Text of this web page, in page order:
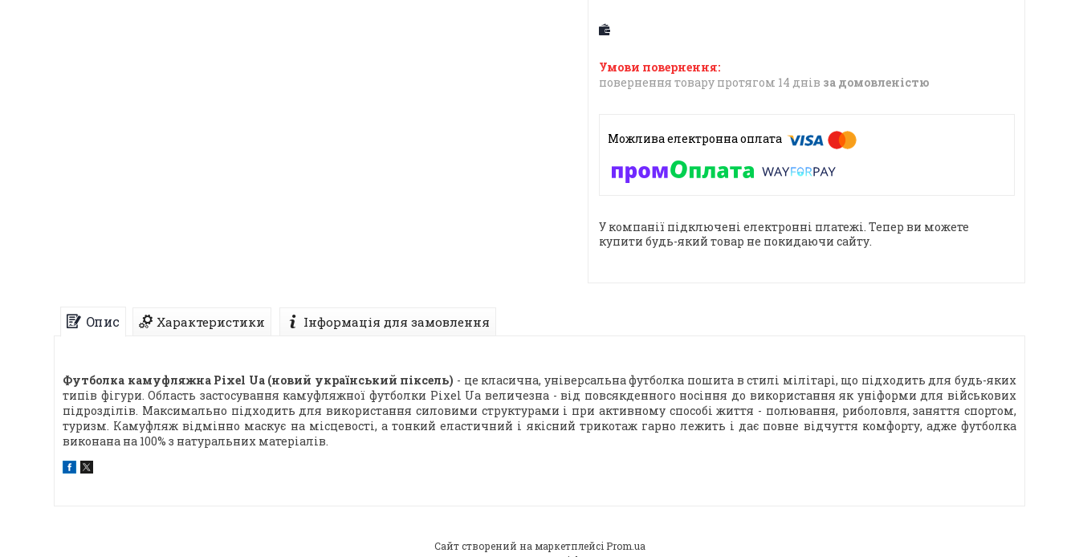
повернення товару протягом 14 днів за домовленістю
У компанії підключені електронні платежі. Тепер ви можете
купити будь-який товар не покидаючи сайту.
Опис Характеристики Інформація для замовлення
Футболка камуфляжна Pixel Ua (новий український піксель) - це класична, універсальна футболка пошита в стилі мілітарі, що підходить для будь-яких
типів фігури. Область застосування камуфляжної футболки Pixel Ua величезна - від повсякденного носіння до використання як уніформи для військових
підрозділів. Максимально підходить для використання силовими структурами і при активному способі життя - полювання, риболовля, заняття спортом,
туризм. Камуфляж відмінно маскує на місцевості, а тонкий еластичний і якісний трикотаж гарно лежить і дає повне відчуття комфорту, адже футболка
виконана на 100% з натуральних матеріалів.
Сайт створений на маркетплейсі Prom.ua